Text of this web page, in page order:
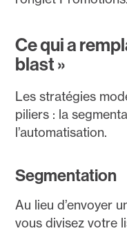
Ce qui a
blast »
Les stratégies
piliers : la
l’automatisation.
Segmentation
Au lieu d’envoyer
vous divisez votre